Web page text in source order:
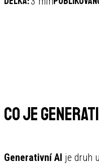
Co je
Generativní AI je druh